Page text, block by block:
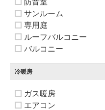
防音室
サンルーム
専用庭
ルーフバルコニー
バルコニー
冷暖房
ガス暖房
エアコン